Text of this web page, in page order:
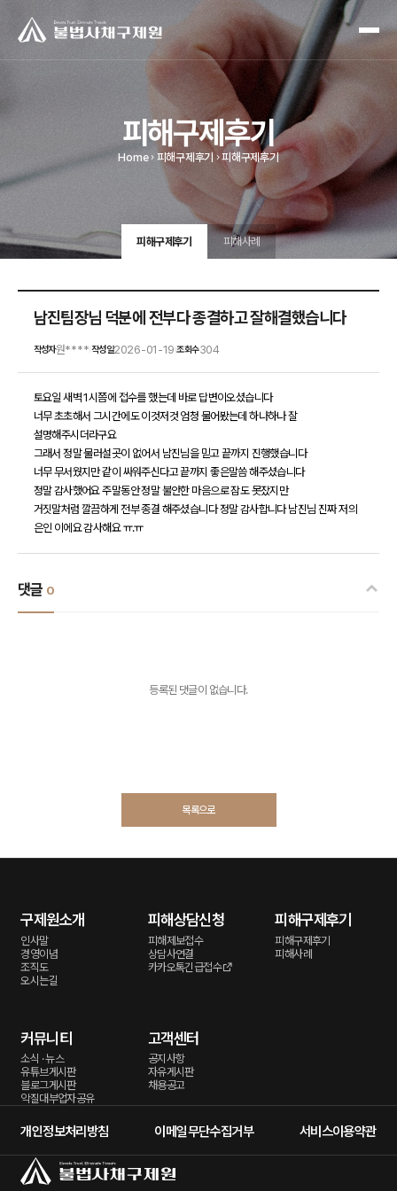
피해구제후기
Home 피해구제후기 피해구제후기
피해구제후기 피해사례
남진팀장님 덕분에 전부다 종결하고 잘해결했습니다
작성자원**** 작성일2026-01-19 |조회수304
토요일 새벽 1시쯤에 접수를 했는데 바로 답변이오셨습니다
너무 초초해서 그시간에도 이것저것 엄청 물어봤는데 하나하나 잘
설명해주시더라구요
그래서 정말 물러설곳이 없어서 남진님을 믿고 끝까지 진행했습니다
너무 무서웠지만 같이 싸워주신다고 끝까지 좋은말씀 해주셨습니다
정말 감사했어요 주말동안 정말 불안한 마음으로 잠도 못잤지만
거짓말처럼 깔끔하게 전부 종결 해주셨습니다 정말 감사합니다 남진님 진짜 저의
은인 이에요 감사해요 ㅠ.ㅠ
댓글 0
등록된 댓글이 없습니다.
목록으로
구제원소개
인사말
경영이념
조직도
오시는길
피해상담신청
피해제보접수
상담사연결
카카오톡긴급접수
피해구제후기
피해구제후기
피해사례
커뮤니티
소식 · 뉴스
유튜브게시판
블로그게시판
악질대부업자공유
고객센터
공지사항
자유게시판
채용공고
개인정보처리방침 이메일무단수집거부 서비스이용약관